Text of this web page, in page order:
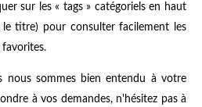
sur les « tags » catégoriels en haut
titre) pour consulter facilement les
nous sommes bien entendu à votre
à vos demandes, n'hésitez pas à